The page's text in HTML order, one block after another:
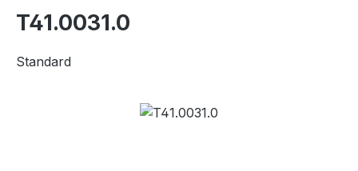
T41.0031.0
Standard
Bildergalerie überspringen